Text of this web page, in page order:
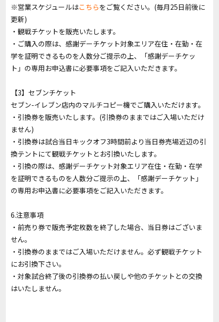
※営業スケジュールはこちらをご覧ください。(毎月25日前後に
更新)
・観戦チケットを販売いたします。
・ご購入の際は、感謝デーチケット対象エリア在住・在勤・在
学を証明できるものを人数分ご提示の上、「感謝デーチケッ
ト」の専用お申込書に必要事項をご記入いただきます。
【3】セブンチケット
セブン-イレブン店内のマルチコピー機でご購入いただけます。
・引換券を販売いたします。(引換券のままではご入場いただけ
ません)
・引換券は試合当日キックオフ3時間前より当日券売場近辺の引
換テントにて観戦チケットとお引換いたします。
・引換の際は、感謝デーチケット対象エリア在住・在勤・在学
を証明できるものを人数分ご提示の上、「感謝デーチケット」
の専用お申込書に必要事項をご記入いただきます。
6.注意事項
・前売り券で販売予定枚数を終了した場合、当日券はございま
せん。
・引換券のままではご入場いただけません。必ず観戦チケット
にお引換下さい。
・対象試合終了後の引換券の払い戻しや他のチケットとの交換
はいたしません。